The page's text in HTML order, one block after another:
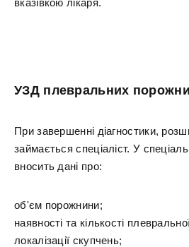
вказівкою лікаря.
УЗД плевральних
При завершенні діагностики,
займається спеціаліст. У
вносить дані про:
об'єм порожнини;
наявності та кількості
локалізації скупчень;